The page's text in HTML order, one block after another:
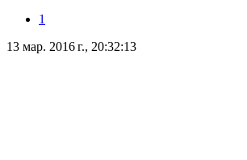
1
13 мар. 2016 г., 20:32:13